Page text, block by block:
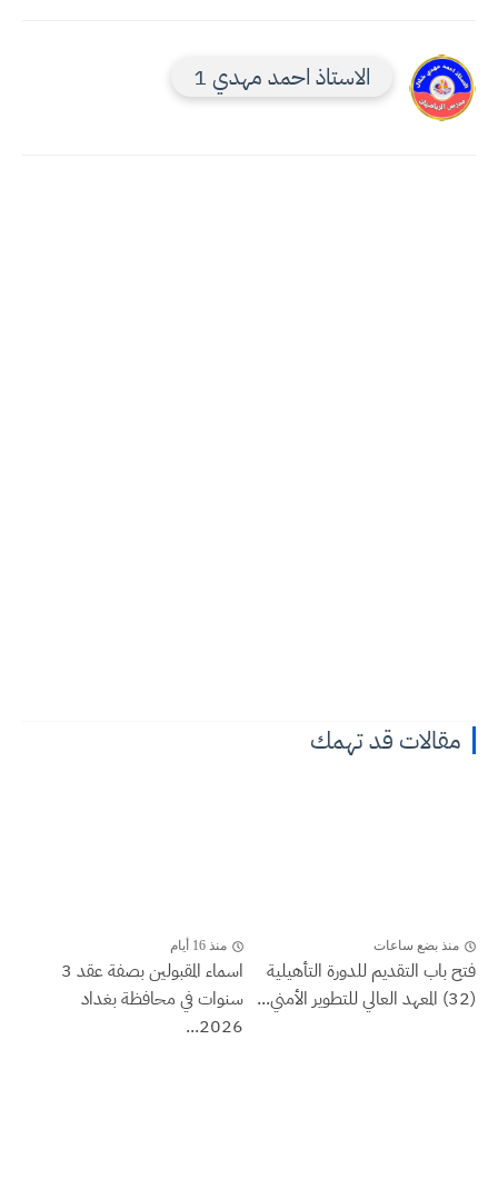
الاستاذ احمد مهدي 1
مقالات قد تهمك
منذ بضع ساعات
فتح باب التقديم للدورة التأهيلية
(32) المعهد العالي للتطوير الأمني...
منذ 16 أيام
اسماء المقبولين بصفة عقد 3
سنوات في محافظة بغداد
2026...